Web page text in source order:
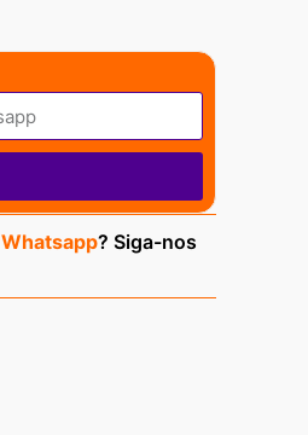
Whatsapp? Siga-nos